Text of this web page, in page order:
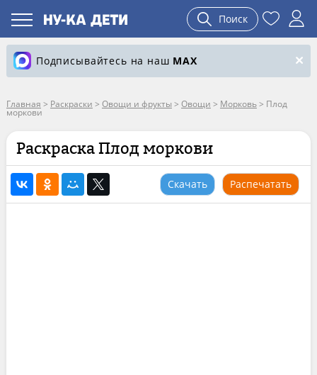
Поиск
Подписывайтесь на наш MAX
Главная > Раскраски > Овощи и фрукты > Овощи > Морковь> Плод
моркови
Раскраска Плод моркови
Скачать Распечатать